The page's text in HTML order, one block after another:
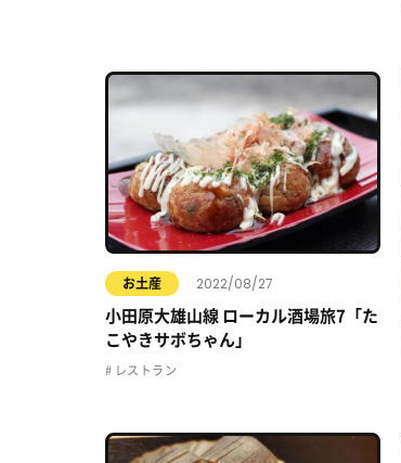
お土産 2022/08/27
小田原大雄山線 ローカル酒場旅7「た
こやきサボちゃん」
レストラン